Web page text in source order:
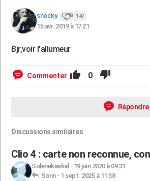
snocky. 147
15 avr. 2019 à 17:21
Bjr,voir l'allumeur
Commenter 0
Répondre
Discussions similaires
Clio 4 : carte non reconnue,
Solenekaskal - 19 juin 2020 à 09:31
Sonn- 1 sept. 2025 à 11:38